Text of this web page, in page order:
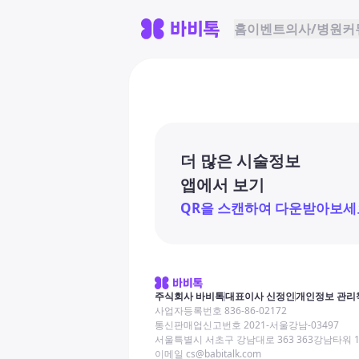
홈이벤트의사/병원커
더 많은 시술정보
앱에서 보기
QR을 스캔하여 다운받아보세
주식회사 바비톡대표이사 신정인개인정보 관리
사업자등록번호 836-86-02172
통신판매업신고번호 2021-서울강남-03497
서울특별시 서초구 강남대로 363 363강남타워
이메일 cs@babitalk.com